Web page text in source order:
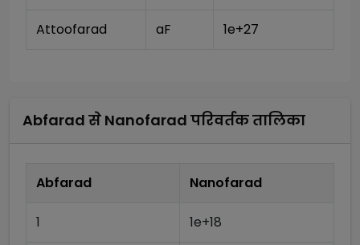
Attoofarad aF 1e+27
Abfarad से Nanofarad परिवर्तक तालिका
Abfarad Nanofarad
1 1e+18